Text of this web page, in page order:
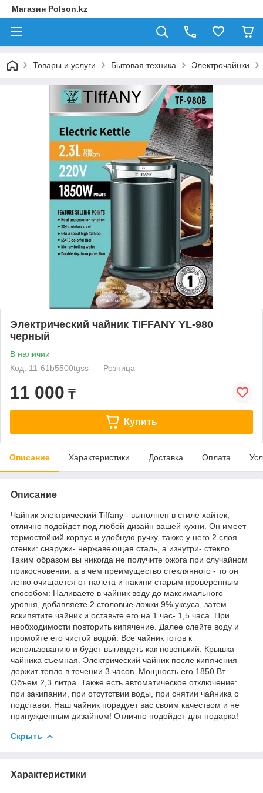
Магазин Polson.kz
Товары и услуги Бытовая техника Электрочайнки
Электрический чайник TIFFANY YL-980
черный
В наличии
Код: 11-61b5500tgss
Розница
11 000 ₸
Купить
Описание Характеристики Доставка Оплата
Описание
Чайник электрический Tiffany - выполнен в стиле хайтек,
отлично подойдет под любой дизайн вашей кухни. Он имеет
термостойкий корпус и удобную ручку, также у него 2 слоя
стенки: снаружи- нержавеющая сталь, а изнутри- стекло.
Таким образом вы никогда не получите ожога при случайном
прикосновении. а в чем преимущество стеклянного - то он
легко очищается от налета и накипи старым проверенным
способом: Наливаете в чайник воду до максимального
уровня, добавляете 2 столовые ложки 9% уксуса, затем
вскипятите чайник и оставьте его на 1 час- 1,5 часа. При
необходимости повторить кипячение. Далее слейте воду и
промойте его чистой водой. Все чайник готов к
использованию и будет выглядеть как новенький. Крышка
чайника съемная. Электрический чайник после кипячения
держит тепло в течении 3 часов. Мощность его 1850 Вт.
Объем 2,3 литра. Также есть автоматическое отключение:
при закипании, при отсутствии воды, при снятии чайника с
подставки. Наш чайник порадует вас своим качеством и не
принужденным дизайном! Отлично подойдет для подарка!
Скрыть
Характеристики